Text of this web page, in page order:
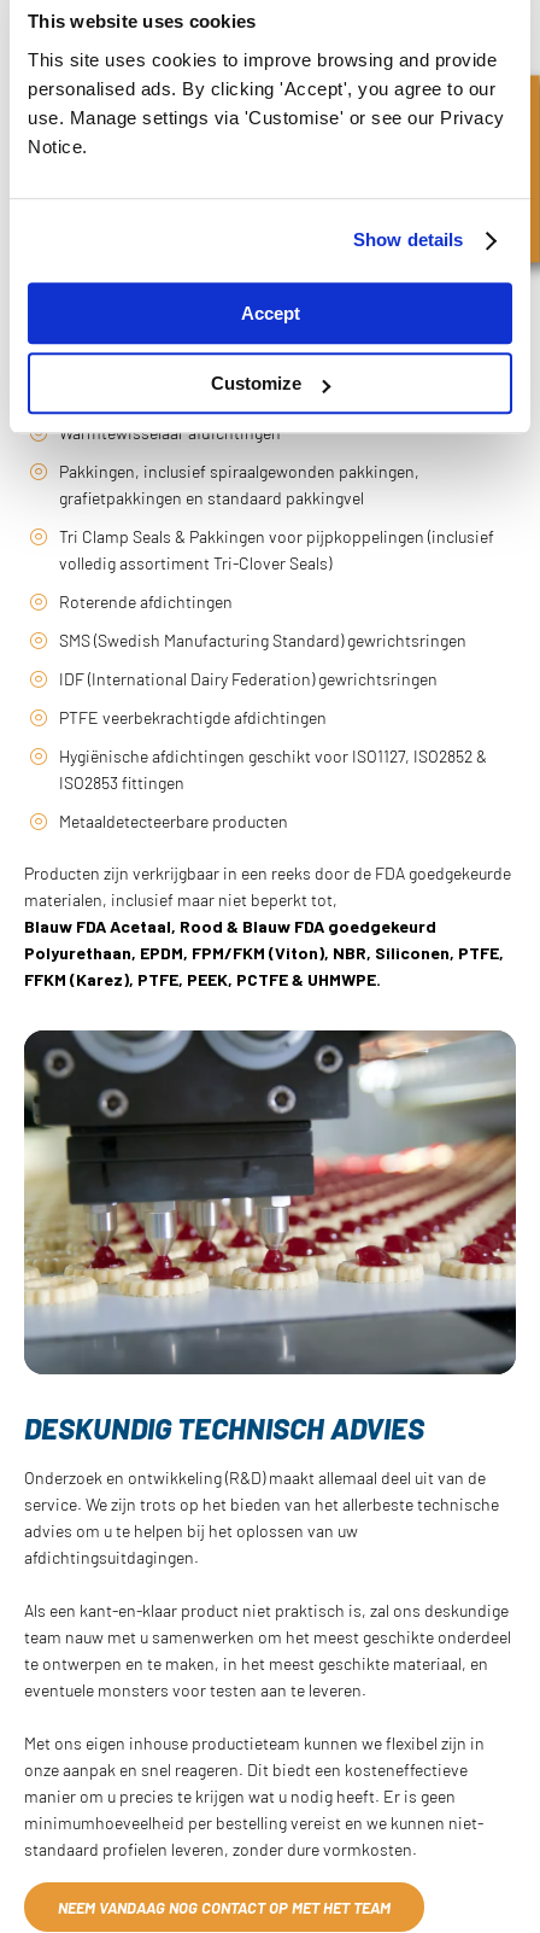
This website uses cookies
This site uses cookies to improve browsing and provide
personalised ads. By clicking 'Accept', you agree to our
use. Manage settings via 'Customise' or see our Privacy
Notice.
Show details
Accept
Customize
PRODUCTEN EN DIENSTEN
Op bestelling gemaakte afdichtingen
O-ringen met de juiste conformiteitscertificaten (CofC's) en
Deposantenafdichtingen
Gezamenlijke afdichtingen van het ringtype
Verspreider afdichtingen
Dispergeerafdichtingen
Warmtewisselaar afdichtingen
Pakkingen, inclusief spiraalgewonden pakkingen,
grafietpakkingen en standaard pakkingvel
Tri Clamp Seals & Pakkingen voor pijpkoppelingen (inclusief
volledig assortiment Tri-Clover Seals)
Roterende afdichtingen
SMS (Swedish Manufacturing Standard) gewrichtsringen
IDF (International Dairy Federation) gewrichtsringen
PTFE veerbekrachtigde afdichtingen
Hygiënische afdichtingen geschikt voor ISO1127, ISO2852 &
ISO2853 fittingen
Metaaldetecteerbare producten
Producten zijn verkrijgbaar in een reeks door de FDA goedgekeurde
materialen, inclusief maar niet beperkt tot,
Blauw FDA Acetaal, Rood & Blauw FDA goedgekeurd
Polyurethaan, EPDM, FPM/FKM (Viton), NBR, Siliconen, PTFE,
FFKM (Karez), PTFE, PEEK, PCTFE & UHMWPE.
DESKUNDIG TECHNISCH ADVIES
Onderzoek en ontwikkeling (R&D) maakt allemaal deel uit van de
service. We zijn trots op het bieden van het allerbeste technische
advies om u te helpen bij het oplossen van uw
afdichtingsuitdagingen.
Als een kant-en-klaar product niet praktisch is, zal ons deskundige
team nauw met u samenwerken om het meest geschikte onderdeel
te ontwerpen en te maken, in het meest geschikte materiaal, en
eventuele monsters voor testen aan te leveren.
Met ons eigen inhouse productieteam kunnen we flexibel zijn in
onze aanpak en snel reageren. Dit biedt een kosteneffectieve
manier om u precies te krijgen wat u nodig heeft. Er is geen
minimumhoeveelheid per bestelling vereist en we kunnen niet-
standaard profielen leveren, zonder dure vormkosten.
NEEM VANDAAG NOG CONTACT OP MET HET TEAM
Snel onderzoek